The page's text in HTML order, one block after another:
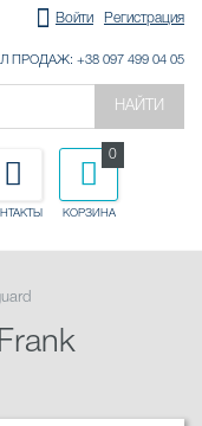
Войти Регистрация
ПРОДАЖ: +38 097 499 04 05
НАЙТИ
КОРЗИНА
0